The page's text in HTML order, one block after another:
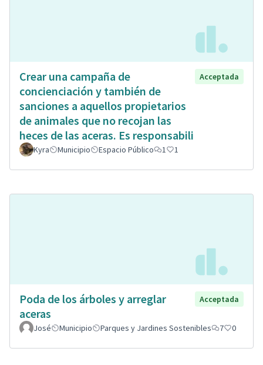
Crear una campaña de
concienciación y también de
sanciones a aquellos propietarios
de animales que no recojan las
heces de las aceras. Es responsabili
Acceptada
Kyra Municipio Espacio Público 1 1
Poda de los árboles y arreglar
aceras
Acceptada
José Municipio Parques y Jardines Sostenibles 7 0